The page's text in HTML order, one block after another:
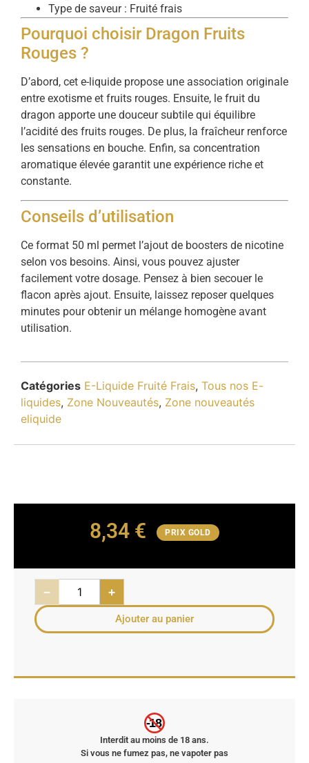
Type de saveur : Fruité frais
Pourquoi choisir Dragon Fruits
Rouges ?
D’abord, cet e-liquide propose une association originale
entre exotisme et fruits rouges. Ensuite, le fruit du
dragon apporte une douceur subtile qui équilibre
l’acidité des fruits rouges. De plus, la fraîcheur renforce
les sensations en bouche. Enfin, sa concentration
aromatique élevée garantit une expérience riche et
constante.
Conseils d’utilisation
Ce format 50 ml permet l’ajout de boosters de nicotine
selon vos besoins. Ainsi, vous pouvez ajuster
facilement votre dosage. Pensez à bien secouer le
flacon après ajout. Ensuite, laissez reposer quelques
minutes pour obtenir un mélange homogène avant
utilisation.
Catégories E-Liquide Fruité Frais, Tous nos E-
liquides, Zone Nouveautés, Zone nouveautés
eliquide
8,34 € PRIX GOLD
− +
Ajouter au panier
-18
Interdit au moins de 18 ans.
Si vous ne fumez pas, ne vapoter pas